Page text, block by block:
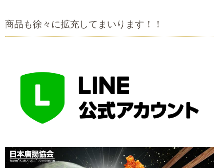
商品も徐々に拡充してまいります！！